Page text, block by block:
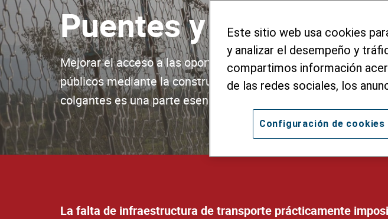
Puentes y caminos
Mejorar el acceso a las oportunidades económicas y los
públicos mediante la construcción de caminos rurales o
colgantes es una parte esencial de la estrategia de Helvetas.
La falta de infraestructura de transporte prácticamente
Este sitio web usa cookies
y analizar el desempeño y
compartimos información
de las redes sociales, los
Configuración de cookies